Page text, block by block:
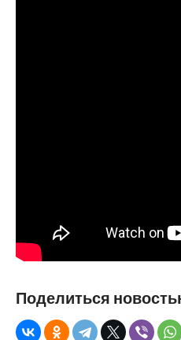
Поделиться